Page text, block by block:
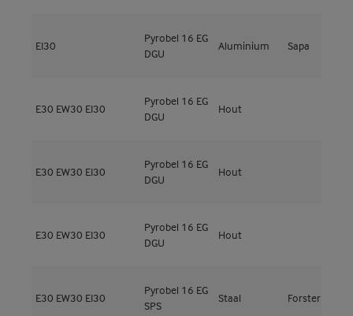
EI30
Pyrobel 16 EG
DGU
Aluminium Sapa
E30 EW30 EI30
Pyrobel 16 EG
DGU
Hout
E30 EW30 EI30
Pyrobel 16 EG
DGU
Hout
E30 EW30 EI30
Pyrobel 16 EG
DGU
Hout
E30 EW30 EI30
Pyrobel 16 EG
SPS
Staal Forster